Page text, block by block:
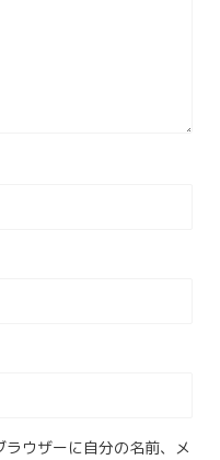
ウザーに自分の名前、メ